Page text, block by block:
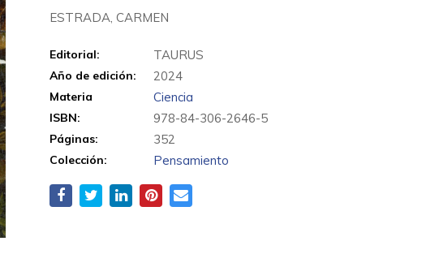
ESTRADA, CARMEN
Editorial: TAURUS
Año de edición: 2024
Materia Ciencia
ISBN: 978-84-306-2646-5
Páginas: 352
Colección: Pensamiento